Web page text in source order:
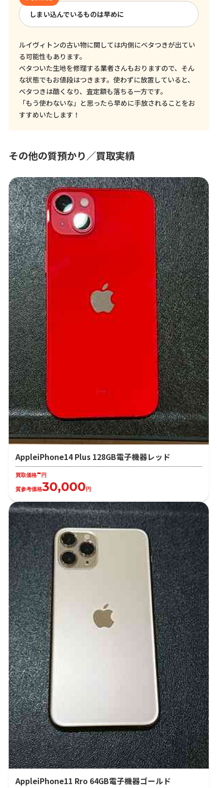
しまい込んでいるものは早めに
ルイヴィトンの古い物に関しては内側にベタつきが出てい
る可能性もあります。
ベタついた生地を修理する業者さんもおりますので、そん
な状態でもお値段はつきます。使わずに放置していると、
ベタつきは酷くなり、査定額も落ちる一方です。
「もう使わないな」と思ったら早めに手放されることをお
すすめいたします！
その他の質預かり／買取実績
AppleiPhone14 Plus 128GB電子機器レッド
買取価格-円
質参考価格30,000円
AppleiPhone11 Rro 64GB電子機器ゴールド